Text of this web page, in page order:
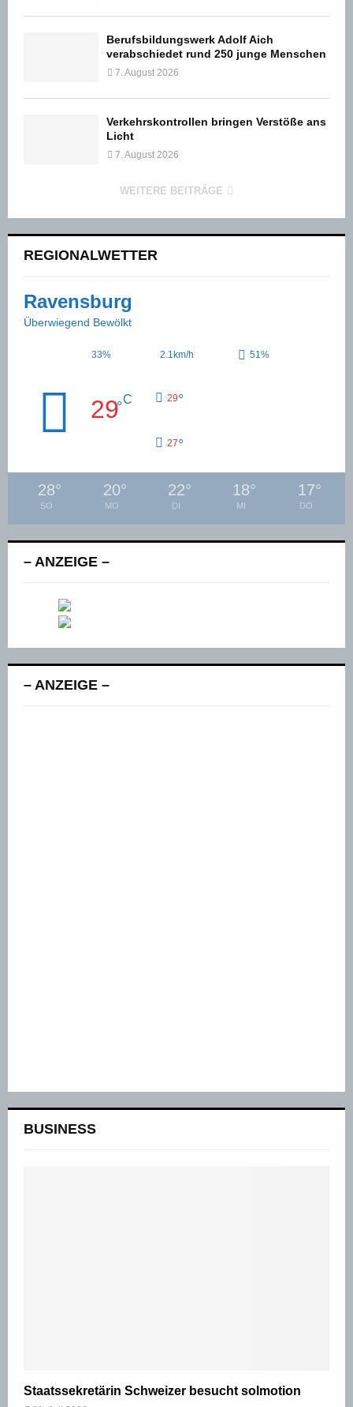
Berufsbildungswerk Adolf Aich
verabschiedet rund 250 junge Menschen
7. August 2026
Verkehrskontrollen bringen Verstöße ans
Licht
7. August 2026
WEITERE BEITRÄGE
REGIONALWETTER
Ravensburg
Überwiegend Bewölkt
33% 2.1km/h 51%
29°C 29°
27°
28°
SO
20°
MO
22°
DI
18°
MI
17°
DO
– ANZEIGE –
– ANZEIGE –
BUSINESS
Staatssekretärin Schweizer besucht solmotion